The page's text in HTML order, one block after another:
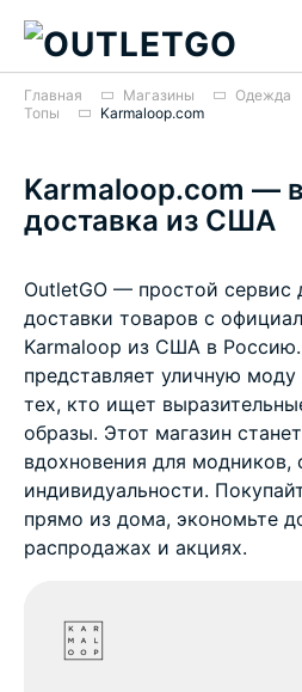
Главная Магазины Одежда
Топы
Karmaloop.com
Karmaloop.com —
доставка из США
OutletGO — простой сервис
доставки товаров с
Karmaloop из США в
представляет уличную
тех, кто ищет
образы. Этот магазин
вдохновения для модников,
индивидуальности.
прямо из дома, экономьте
распродажах и акциях.